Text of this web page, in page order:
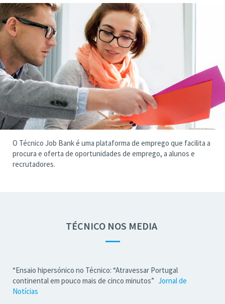
O Técnico Job Bank é uma plataforma de emprego que facilita a
procura e oferta de oportunidades de emprego, a alunos e
recrutadores.
TÉCNICO NOS MEDIA
—
“Ensaio hipersónico no Técnico: “Atravessar Portugal
continental em pouco mais de cinco minutos” Jornal de
Notícias